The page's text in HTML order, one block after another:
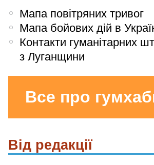
Мапа повітряних тривог
Мапа бойових дій в
Контакти гуманітарних
з Луганщини
Все про
Від редакції